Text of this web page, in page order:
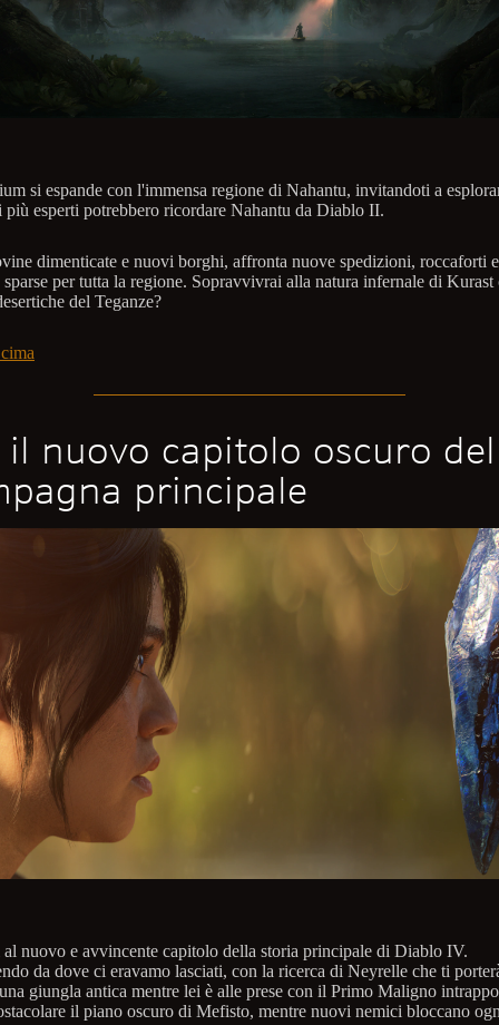
si espande con l'immensa regione di Nahantu, invitandoti a
più esperti potrebbero ricordare Nahantu da Diablo II.
dimenticate e nuovi borghi, affronta nuove spedizioni, roccaforti
sparse per tutta la regione. Sopravvivrai alla natura infernale di Kurast
del Teganze?
il nuovo capitolo oscuro
principale
al nuovo e avvincente capitolo della storia principale di Diablo IV.
da dove ci eravamo lasciati, con la ricerca di Neyrelle che ti
giungla antica mentre lei è alle prese con il Primo Maligno
il piano oscuro di Mefisto, mentre nuovi nemici bloccano